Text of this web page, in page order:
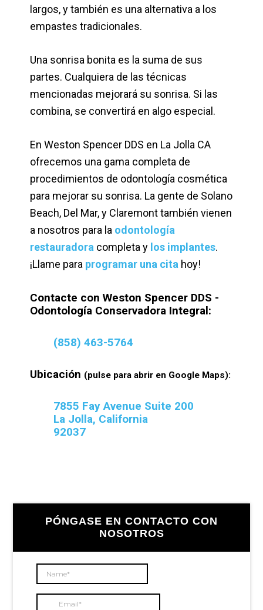
largos, y también es una alternativa a los
empastes tradicionales.
Una sonrisa bonita es la suma de sus
partes. Cualquiera de las técnicas
mencionadas mejorará su sonrisa. Si las
combina, se convertirá en algo especial.
En Weston Spencer DDS en La Jolla CA
ofrecemos una gama completa de
procedimientos de odontología cosmética
para mejorar su sonrisa. La gente de Solano
Beach, Del Mar, y Claremont también vienen
a nosotros para la odontología
restauradora completa y los implantes.
¡Llame para programar una cita hoy!
Contacte con Weston Spencer DDS -
Odontología Conservadora Integral:
(858) 463-5764
Ubicación (pulse para abrir en Google Maps):
7855 Fay Avenue Suite 200
La Jolla, California
92037
Barra
principal
PÓNGASE EN CONTACTO CON
NOSOTROS